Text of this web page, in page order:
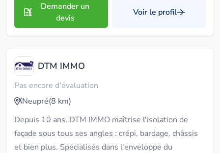
Demander un
devis
Voir le profil
DTM IMMO
Pas encore d'évaluation
Neupré(8 km)
Depuis 10 ans, DTM IMMO maîtrise l'isolation de
façade sous tous ses angles : crépi, bardage, châssis
et bien plus. Spécialisés dans l'enveloppe du